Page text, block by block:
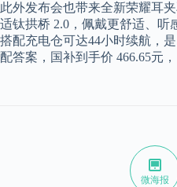
此外发布会也带来全新荣耀耳
适钛拱桥 2.0，佩戴更舒适、听
搭配充电仓可达44小时续航，
配答案，国补到手价 466.65元
微海报